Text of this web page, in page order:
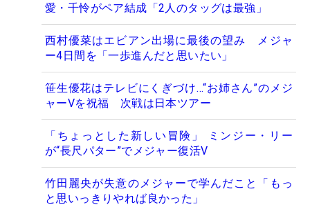
愛・千怜がペア結成「2人のタッグは最強」
西村優菜はエビアン出場に最後の望み メジャ
ー4日間を「一歩進んだと思いたい」
笹生優花はテレビにくぎづけ…“お姉さん”のメジ
ャーVを祝福 次戦は日本ツアー
「ちょっとした新しい冒険」 ミンジー・リー
が“長尺パター”でメジャー復活V
竹田麗央が失意のメジャーで学んだこと「もっ
と思いっきりやれば良かった」